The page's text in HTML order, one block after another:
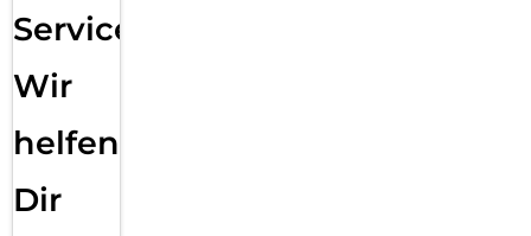
Service:
Wir
helfen
Dir